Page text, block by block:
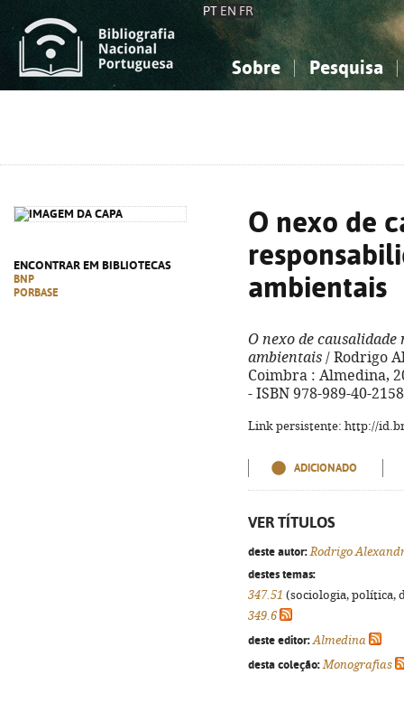
PT EN FR
Sobre Pesquisa
ENCONTRAR EM BIBLIOTECAS
BNP
PORBASE
O nexo de
ambientais
O nexo de
ambientais / Rodrigo
Coimbra : Almedina,
- ISBN 978-989-40-
Link persistente: http://
ADICIONADO
VER TÍTULOS
deste autor: Rodrigo
destes temas:
347.51 (sociologia, política,
349.6
deste editor: Almedina
desta coleção: Monografias